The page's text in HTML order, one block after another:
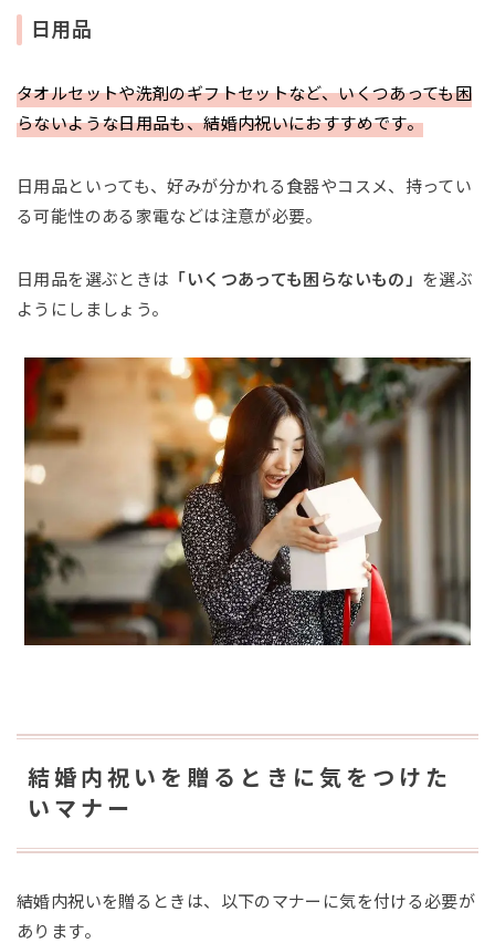
日用品
タオルセットや洗剤のギフトセットなど、いくつあっても困
らないような日用品も、結婚内祝いにおすすめです。
日用品といっても、好みが分かれる食器やコスメ、持ってい
る可能性のある家電などは注意が必要。
日用品を選ぶときは 「いくつあっても困らないもの」 を選ぶ
ようにしましょう。
結婚内祝いを贈るときに気をつけた
いマナー
結婚内祝いを贈るときは、以下のマナーに気を付ける必要が
あります。